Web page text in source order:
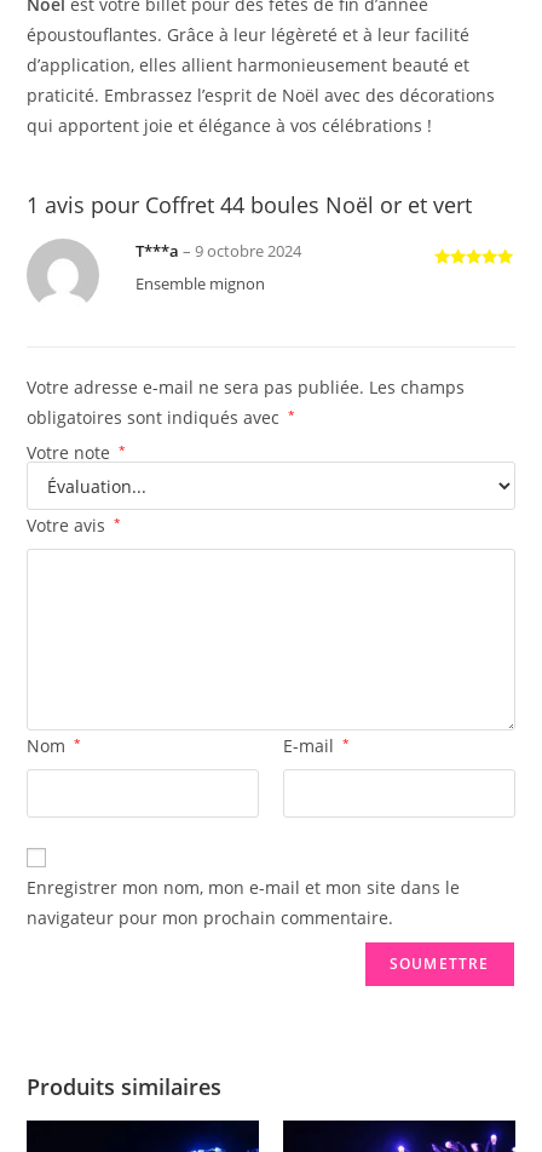
Noël est votre billet pour des fêtes de fin d’année
époustouflantes. Grâce à leur légèreté et à leur facilité
d’application, elles allient harmonieusement beauté et
praticité. Embrassez l’esprit de Noël avec des décorations
qui apportent joie et élégance à vos célébrations !
1 avis pour Coffret 44 boules Noël or et vert
Т***а– 9 octobre 2024
Ensemble mignon
Votre adresse e-mail ne sera pas publiée. Les champs
obligatoires sont indiqués avec
*
Votre note *
Votre avis *
Nom * E-mail *
Enregistrer mon nom, mon e-mail et mon site dans le
navigateur pour mon prochain commentaire.
Produits similaires